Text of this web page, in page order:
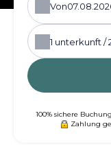
Von
1 unterkunft /
100% sichere
Zahlung